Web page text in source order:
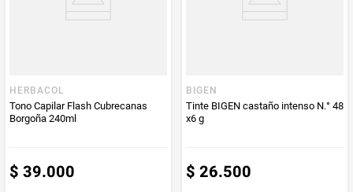
HERBACOL
Tono Capilar Flash Cubrecanas
Borgoña 240ml
$ 39.000
BIGEN
Tinte BIGEN castaño intenso N.° 48
x6 g
$ 26.500